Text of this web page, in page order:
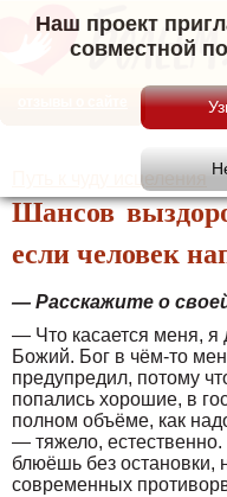
Наш проект
совместной
Путь к чуду исцеления
Шансов
если человек
— Расскажите о
— Что касается меня,
Божий. Бог в чём-то
предупредил, потому
попались хорошие, в
полном объёме, как
— тяжело,
блюёшь без остановки,
современных